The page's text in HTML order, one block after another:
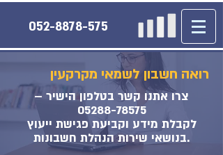
052-8878-575
רואה חשבון לשמאי מקרקעין
צרו אתנו קשר בטלפון הישיר –
05288-78575
לקבלת מידע וקביעת פגישת ייעוץ
בנושאי שירות הנהלת חשבונות.